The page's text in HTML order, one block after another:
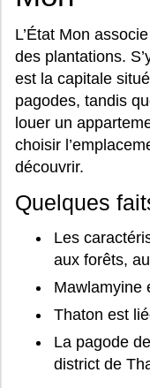
L’État Mon
des plantations.
est la capitale
pagodes, tandis
louer un
choisir
découvrir.
Quelques
Les
aux forêts,
Mawlamyine
Thaton est
La pagode
district de